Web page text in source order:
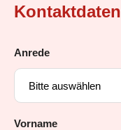
Kontaktdaten
Anrede
Vorname